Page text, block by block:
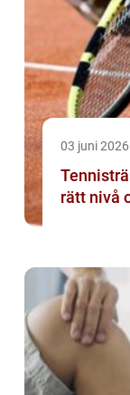
03 juni 2026
rätt nivå